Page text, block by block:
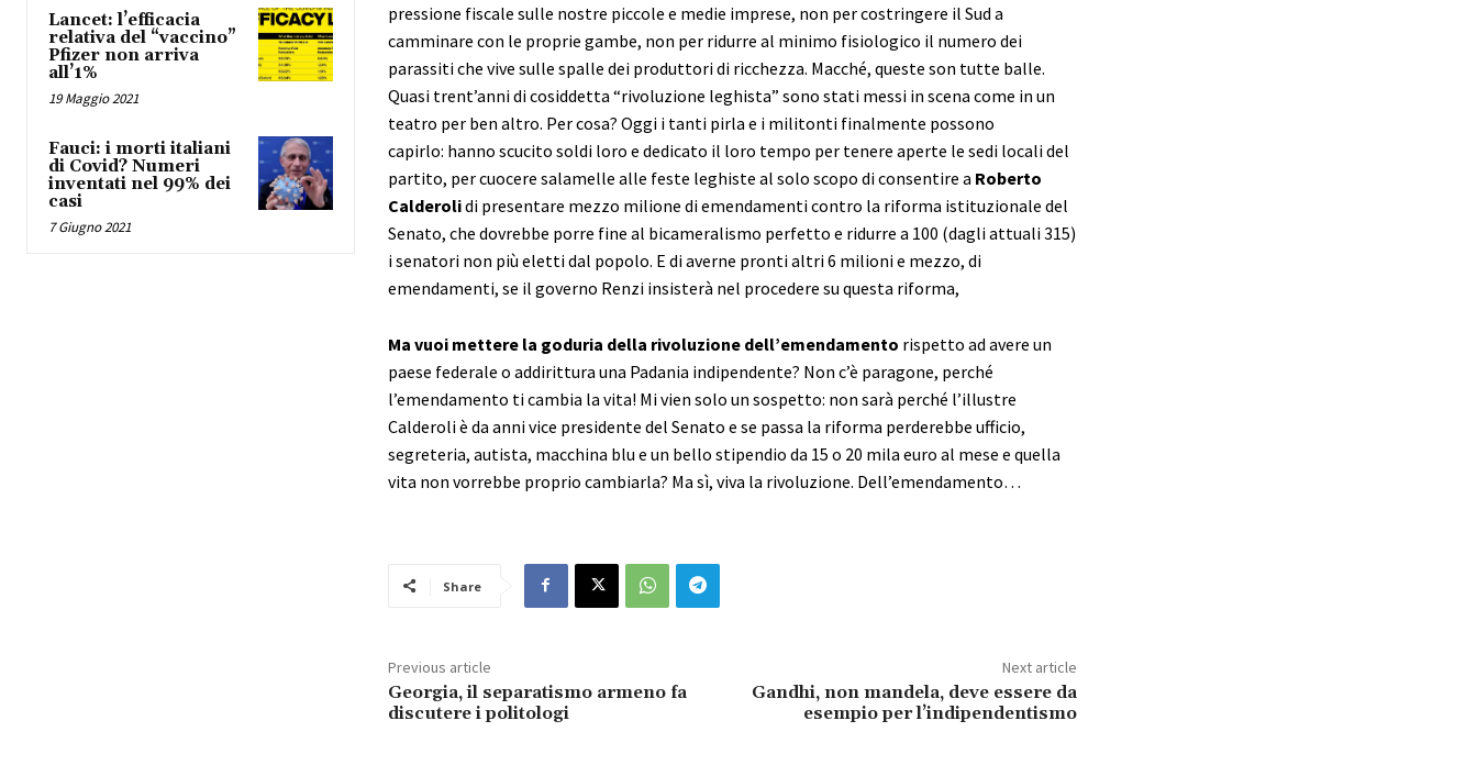
Lancet: l’efficacia
relativa del “vaccino”
Pfizer non arriva
all’1%
19 Maggio 2021
Fauci: i morti italiani
di Covid? Numeri
inventati nel 99% dei
casi
7 Giugno 2021
pressione fiscale sulle nostre piccole e medie imprese, non per costringere il Sud a
camminare con le proprie gambe, non per ridurre al minimo fisiologico il numero dei
parassiti che vive sulle spalle dei produttori di ricchezza. Macché, queste son tutte balle.
Quasi trent’anni di cosiddetta “rivoluzione leghista” sono stati messi in scena come in un
teatro per ben altro. Per cosa? Oggi i tanti pirla e i militonti finalmente possono
capirlo: hanno scucito soldi loro e dedicato il loro tempo per tenere aperte le sedi locali del
partito, per cuocere salamelle alle feste leghiste al solo scopo di consentire a Roberto
Calderolidi presentare mezzo milione di emendamenti contro la riforma istituzionale del
Senato, che dovrebbe porre fine al bicameralismo perfetto e ridurre a 100 (dagli attuali 315)
i senatori non più eletti dal popolo. E di averne pronti altri 6 milioni e mezzo, di
emendamenti, se il governo Renzi insisterà nel procedere su questa riforma,
Ma vuoi mettere la goduria della rivoluzione dell’emendamento rispetto ad avere un
paese federale o addirittura una Padania indipendente? Non c’è paragone, perché
l’emendamento ti cambia la vita! Mi vien solo un sospetto: non sarà perché l’illustre
Calderoli è da anni vice presidente del Senato e se passa la riforma perderebbe ufficio,
segreteria, autista, macchina blu e un bello stipendio da 15 o 20 mila euro al mese e quella
vita non vorrebbe proprio cambiarla? Ma sì, viva la rivoluzione. Dell’emendamento…
Share
Previous article
Georgia, il separatismo armeno fa
discutere i politologi
Next article
Gandhi, non mandela, deve essere da
esempio per l’indipendentismo